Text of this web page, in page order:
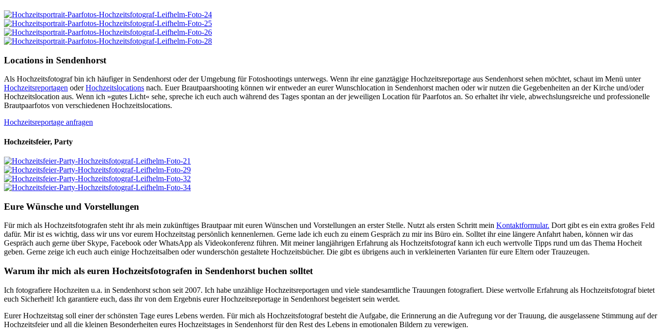
Locations in Sendenhorst
Als Hochzeitsfotograf bin ich häufiger in Sendenhorst oder der Umgebung für Fotoshootings unterwegs. Wenn ihr eine ganztägige Hochzeitsreportage aus Sendenhorst sehen möchtet, schaut im Menü unter
Hochzeitsreportagen oderHochzeitslocations nach. Euer Brautpaarshooting können wir entweder an eurer Wunschlocation in Sendenhorst machen oder wir nutzen die Gegebenheiten an der Kirche und/oder
Hochzeitslocation aus. Wenn ich »gutes Licht« sehe, spreche ich euch auch während des Tages spontan an der jeweiligen Location für Paarfotos an. So erhaltet ihr viele, abwechslungsreiche und professionelle
Brautpaarfotos von verschiedenen Hochzeitslocations.
Hochzeitsreportage anfragen
Hochzeitsfeier, Party
Eure Wünsche und Vorstellungen
Für mich als Hochzeitsfotografen steht ihr als mein zukünftiges Brautpaar mit euren Wünschen und Vorstellungen an erster Stelle. Nutzt als ersten Schritt mein Kontaktformular. Dort gibt es ein extra großes Feld
dafür. Mir ist es wichtig, dass wir uns vor eurem Hochzeitstag persönlich kennenlernen. Gerne lade ich euch zu einem Gespräch zu mir ins Büro ein. Solltet ihr eine längere Anfahrt haben, können wir das
Gespräch auch gerne über Skype, Facebook oder WhatsApp als Videokonferenz führen. Mit meiner langjährigen Erfahrung als Hochzeitsfotograf kann ich euch wertvolle Tipps rund um das Thema Hocheit
geben. Gerne zeige ich euch auch einige Hochzeitsalben oder wunderschön gestaltete Hochzeitsbücher. Die gibt es übrigens auch in verkleinerten Varianten für eure Eltern oder Trauzeugen.
Warum ihr mich als euren Hochzeitsfotografen in Sendenhorst buchen solltet
Ich fotografiere Hochzeiten u.a. in Sendenhorst schon seit 2007. Ich habe unzählige Hochzeitsreportagen und viele standesamtliche Trauungen fotografiert. Diese wertvolle Erfahrung als Hochzeitsfotograf bietet
euch Sicherheit! Ich garantiere euch, dass ihr von dem Ergebnis eurer Hochzeitsreportage in Sendenhorst begeistert sein werdet.
Eurer Hochzeitstag soll einer der schönsten Tage eures Lebens werden. Für mich als Hochzeitsfotograf besteht die Aufgabe, die Erinnerung an die Aufregung vor der Trauung, die ausgelassene Stimmung auf der
Hochzeitsfeier und all die kleinen Besonderheiten eures Hochzeitstages in Sendenhorst für den Rest des Lebens in emotionalen Bildern zu verewigen.